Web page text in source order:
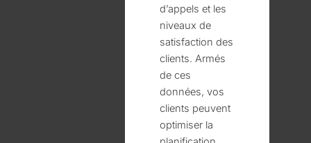
d’appels et les
niveaux de
satisfaction des
clients. Armés
de ces
données, vos
clients peuvent
optimiser la